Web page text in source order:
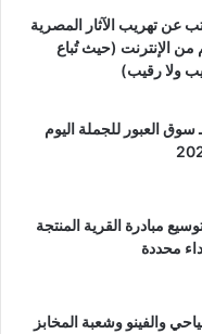
عن تهريب الآثار المصرية
من الإنترنت (حيث تُباع
ولا رقيب)
سوق العبور للجملة اليوم
مبادرة القرية المنتجة
محددة
والفينو وشعبة المخابز